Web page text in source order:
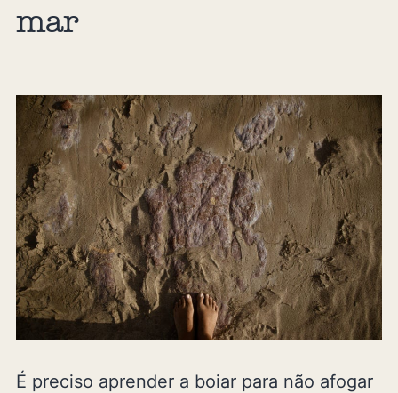
mar
É preciso aprender a boiar para não afogar